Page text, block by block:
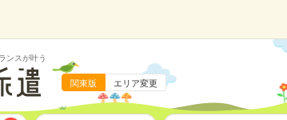
ンスが叶う
関東版 エリア変更